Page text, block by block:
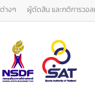
างๆ ผู้ตัดสิน และกติการวอ